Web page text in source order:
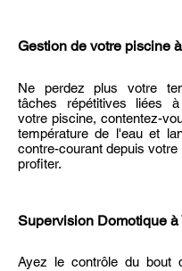
Gestion de votre piscine
Ne perdez plus votre
tâches répétitives liées
votre piscine, contentez-
température de l'eau et
contre-courant depuis votre
profiter.
Supervision Domotique à
Ayez le contrôle du bout